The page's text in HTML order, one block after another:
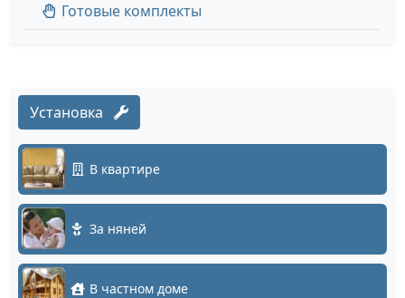
Готовые комплекты
Установка
В квартире
За няней
В частном доме